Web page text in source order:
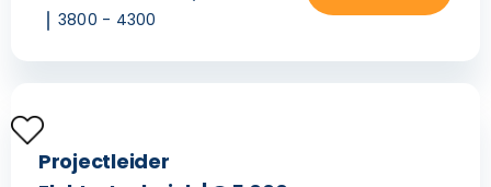
3800 - 4300
Projectleider